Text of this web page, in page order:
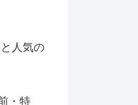
人気の
・特